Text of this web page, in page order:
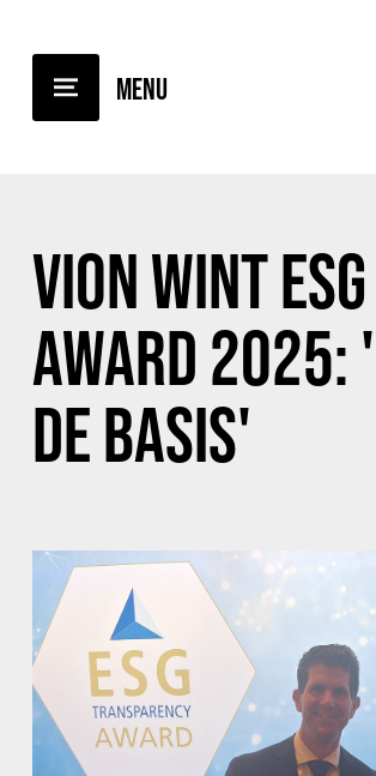
VION WINT
AWARD 2025:
DE BASIS'